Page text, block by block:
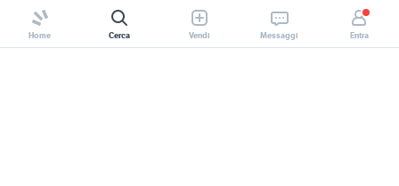
Home Cerca Vendi Messaggi Entra
Acq_Collezionismo Copy